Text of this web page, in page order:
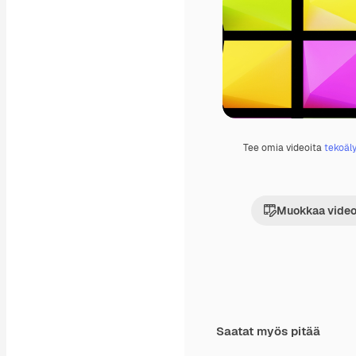
Tee omia videoita
Muokkaa
Saatat myös pitää